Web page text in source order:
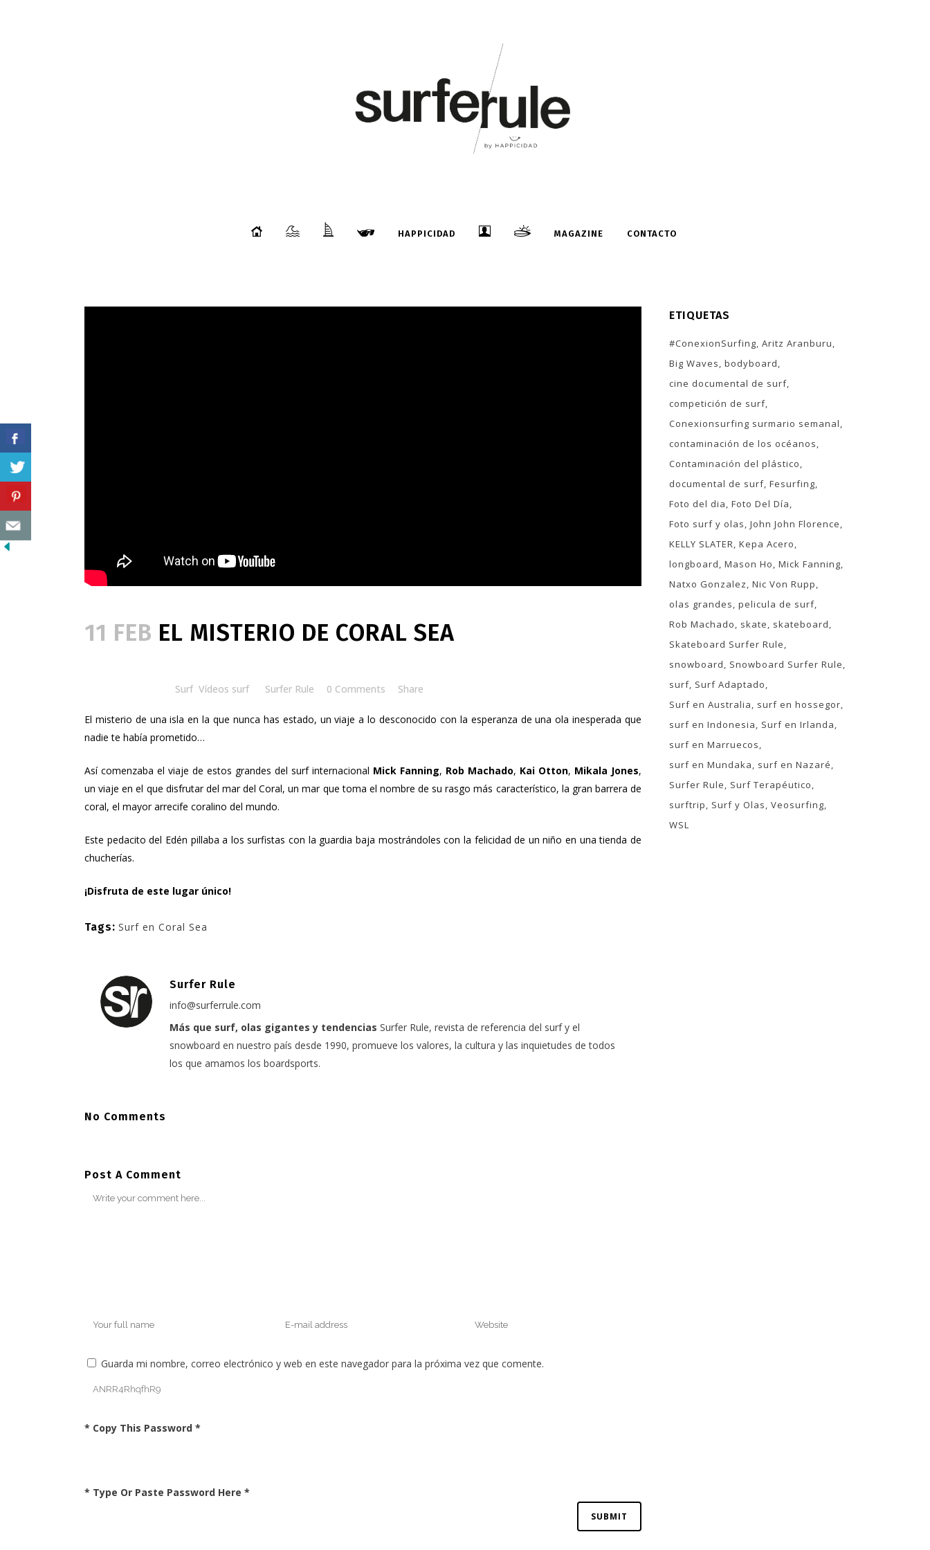
HAPPICIDAD MAGAZINE CONTACTO
11 FEB EL MISTERIO DE CORAL SEA
Surf Vídeos surf Surfer Rule 0 Comments Share
El misterio de una isla en la que nunca has estado, un viaje a lo desconocido con la esperanza de una ola inesperada que
nadie te había prometido…
Así comenzaba el viaje de estos grandes del surf internacional Mick Fanning, Rob Machado, Kai Otton, Mikala Jones,
un viaje en el que disfrutar del mar del Coral, un mar que toma el nombre de su rasgo más característico, la gran barrera de
coral, el mayor arrecife coralino del mundo.
Este pedacito del Edén pillaba a los surfistas con la guardia baja mostrándoles con la felicidad de un niño en una tienda de
chucherías.
¡Disfruta de este lugar único!
Tags: Surf en Coral Sea
Surfer Rule
info@surferrule.com
Más que surf, olas gigantes y tendencias Surfer Rule, revista de referencia del surf y el
snowboard en nuestro país desde 1990, promueve los valores, la cultura y las inquietudes de todos
los que amamos los boardsports.
No Comments
Post A Comment
Guarda mi nombre, correo electrónico y web en este navegador para la próxima vez que comente.
* Copy This Password *
* Type Or Paste Password Here *
ETIQUETAS
#ConexionSurfing Aritz Aranburu
Big Waves bodyboard
cine documental de surf
competición de surf
Conexionsurfing surmario semanal
contaminación de los océanos
Contaminación del plástico
documental de surf Fesurfing
Foto del dia Foto Del Día
Foto surf y olas John John Florence
KELLY SLATER Kepa Acero
longboard Mason Ho Mick Fanning
Natxo Gonzalez Nic Von Rupp
olas grandes pelicula de surf
Rob Machado
skate
skateboard
Skateboard Surfer Rule
snowboard
Snowboard Surfer Rule
surf Surf Adaptado
Surf en Australia
surf en hossegor
surf en Indonesia
Surf en Irlanda
surf en Marruecos
surf en Mundaka
surf en Nazaré
Surfer Rule
Surf Terapéutico
surftrip
Surf y Olas Veosurfing
WSL